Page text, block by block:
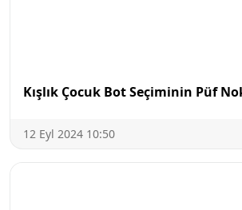
Kışlık Çocuk Bot Seçiminin Püf
12 Eyl 2024 10:50